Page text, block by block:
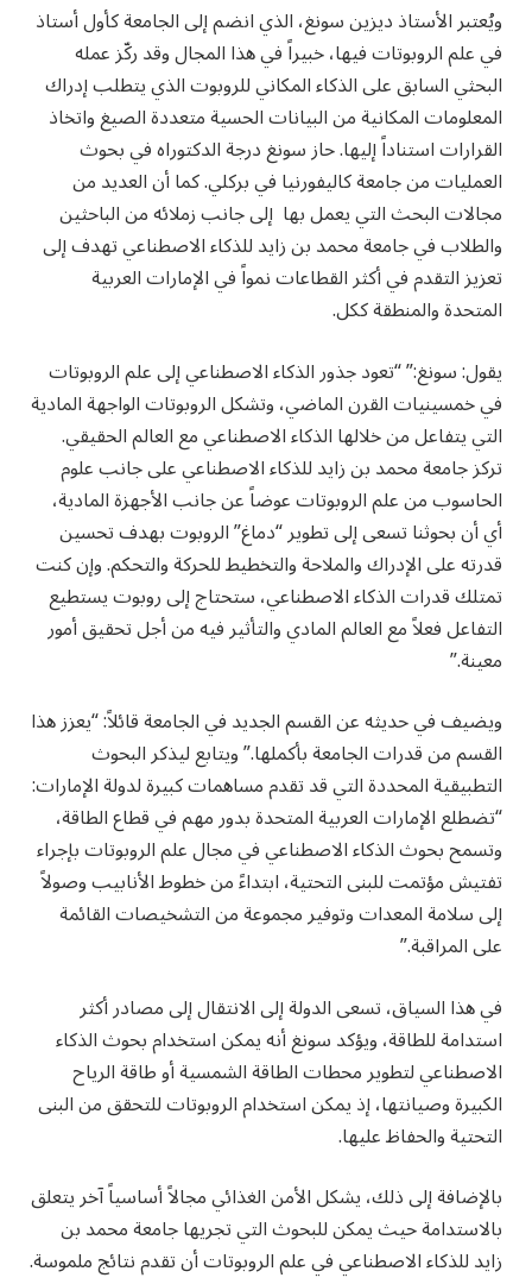
ويُعتبر الأستاذ ديزين سونغ، الذي انضم إلى الجامعة كأول أستاذ
في علم الروبوتات فيها، خبيراً في هذا المجال وقد ركّز عمله
البحثي السابق على الذكاء المكاني للروبوت الذي يتطلب إدراك
المعلومات المكانية من البيانات الحسية متعددة الصيغ واتخاذ
القرارات استناداً إليها. حاز سونغ درجة الدكتوراه في بحوث
العمليات من جامعة كاليفورنيا في بركلي. كما أن العديد من
مجالات البحث التي يعمل بها إلى جانب زملائه من الباحثين
والطلاب في جامعة محمد بن زايد للذكاء الاصطناعي تهدف إلى
تعزيز التقدم في أكثر القطاعات نمواً في الإمارات العربية
المتحدة والمنطقة ككل.
يقول: سونغ:” “تعود جذور الذكاء الاصطناعي إلى علم الروبوتات
في خمسينيات القرن الماضي، وتشكل الروبوتات الواجهة المادية
التي يتفاعل من خلالها الذكاء الاصطناعي مع العالم الحقيقي.
تركز جامعة محمد بن زايد للذكاء الاصطناعي على جانب علوم
الحاسوب من علم الروبوتات عوضاً عن جانب الأجهزة المادية،
أي أن بحوثنا تسعى إلى تطوير “دماغ” الروبوت بهدف تحسين
قدرته على الإدراك والملاحة والتخطيط للحركة والتحكم. وإن كنت
تمتلك قدرات الذكاء الاصطناعي، ستحتاج إلى روبوت يستطيع
التفاعل فعلاً مع العالم المادي والتأثير فيه من أجل تحقيق أمور
معينة.”
ويضيف في حديثه عن القسم الجديد في الجامعة قائلاً: “يعزز هذا
القسم من قدرات الجامعة بأكملها.” ويتابع ليذكر البحوث
التطبيقية المحددة التي قد تقدم مساهمات كبيرة لدولة الإمارات:
“تضطلع الإمارات العربية المتحدة بدور مهم في قطاع الطاقة،
وتسمح بحوث الذكاء الاصطناعي في مجال علم الروبوتات بإجراء
تفتيش مؤتمت للبنى التحتية، ابتداءً من خطوط الأنابيب وصولاً
إلى سلامة المعدات وتوفير مجموعة من التشخيصات القائمة
على المراقبة.”
في هذا السياق، تسعى الدولة إلى الانتقال إلى مصادر أكثر
استدامة للطاقة، ويؤكد سونغ أنه يمكن استخدام بحوث الذكاء
الاصطناعي لتطوير محطات الطاقة الشمسية أو طاقة الرياح
الكبيرة وصيانتها، إذ يمكن استخدام الروبوتات للتحقق من البنى
التحتية والحفاظ عليها.
بالإضافة إلى ذلك، يشكل الأمن الغذائي مجالاً أساسياً آخر يتعلق
بالاستدامة حيث يمكن للبحوث التي تجريها جامعة محمد بن
زايد للذكاء الاصطناعي في علم الروبوتات أن تقدم نتائج ملموسة.